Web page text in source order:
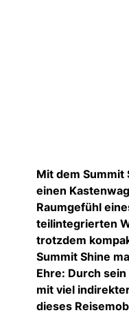
Mit dem Summit
einen
Raumgefühl
teilintegrierten
trotzdem
Summit Shine
Ehre: Durch
mit viel
dieses